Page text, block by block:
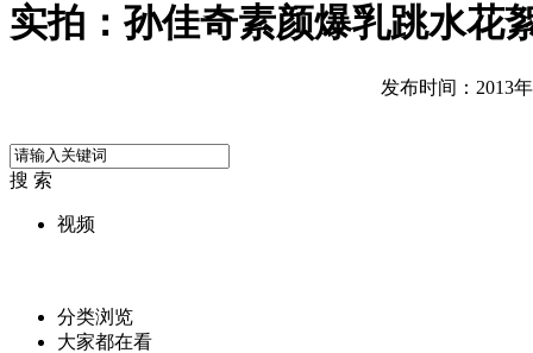
实拍：孙佳奇素颜爆乳跳水花
发布时间：2013
搜 索
视频
分类浏览
大家都在看